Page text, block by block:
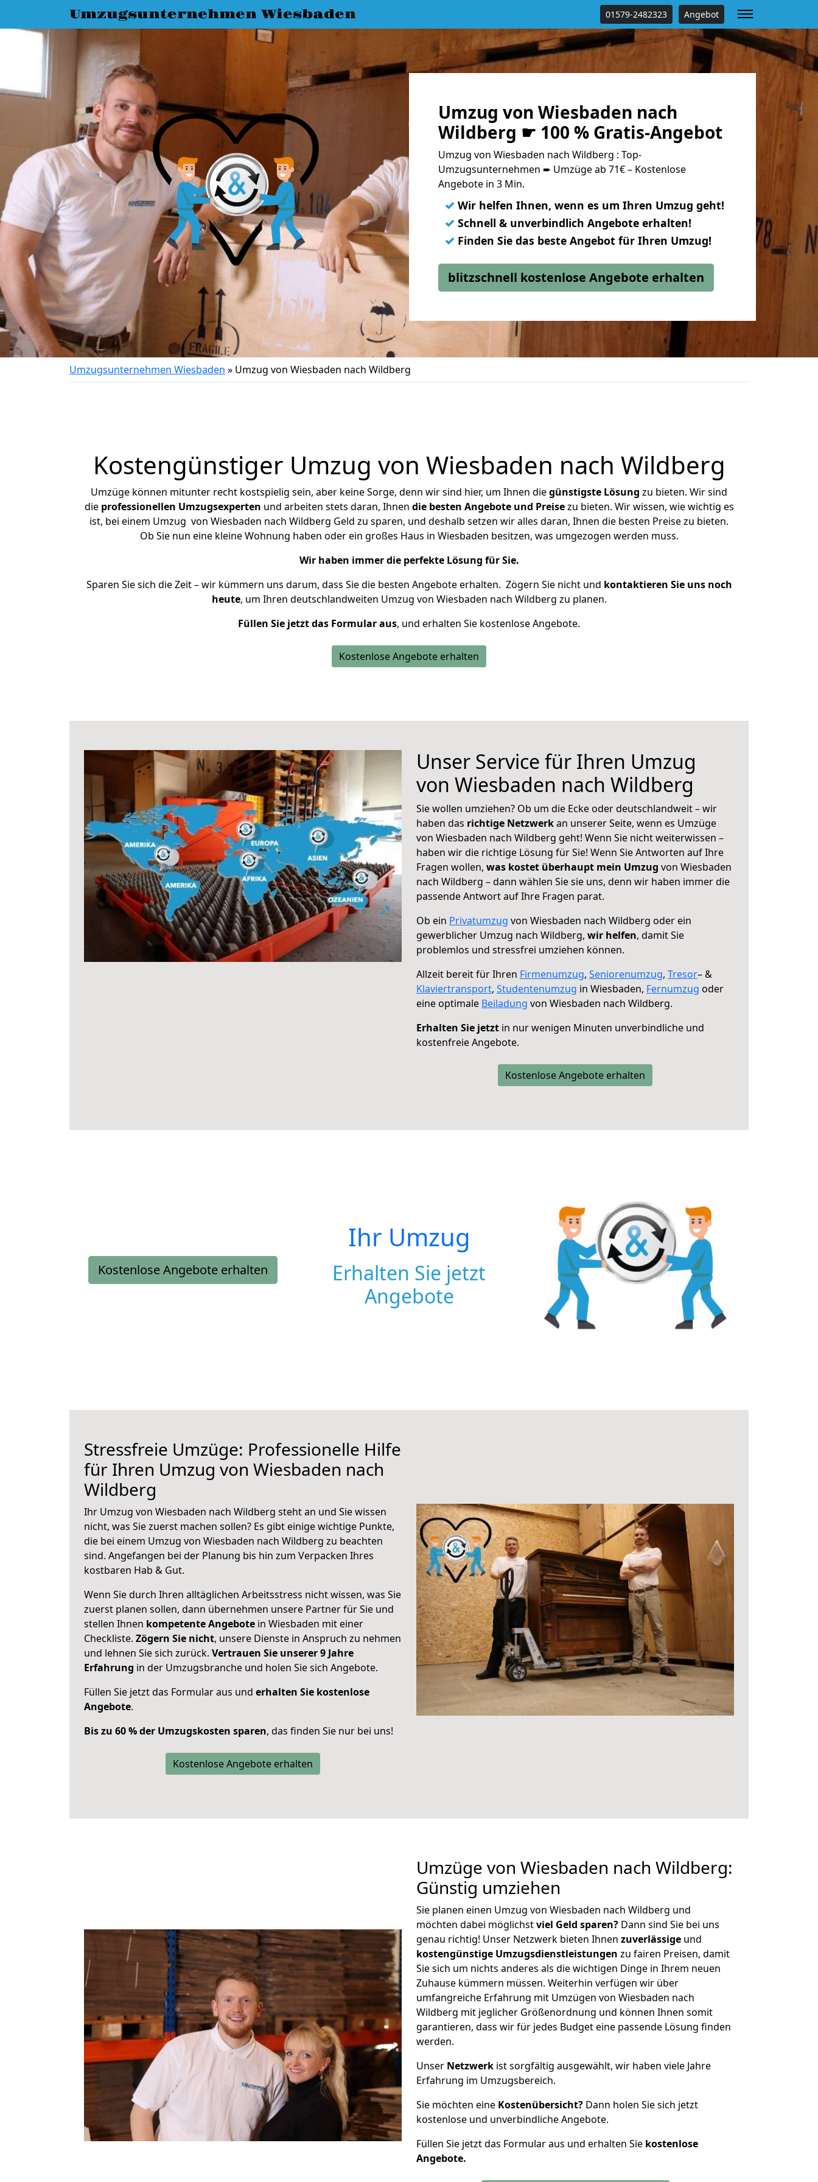
Umzugsunternehmen Wiesbaden 01579-2482323 Angebot
Umzug von Wiesbaden nach
Wildberg ☛ 100 % Gratis-Angebot
Umzug von Wiesbaden nach Wildberg : Top-
Umzugsunternehmen ➨ Umzüge ab 71€ – Kostenlose
Angebote in 3 Min.
✓ Wir helfen Ihnen, wenn es um Ihren Umzug geht!
✓ Schnell & unverbindlich Angebote erhalten!
✓ Finden Sie das beste Angebot für Ihren Umzug!
blitzschnell kostenlose Angebote erhalten
Umzugsunternehmen Wiesbaden » Umzug von Wiesbaden nach Wildberg
Kostengünstiger Umzug von Wiesbaden nach Wildberg
Umzüge können mitunter recht kostspielig sein, aber keine Sorge, denn wir sind hier, um Ihnen diegünstigste Lösung zu bieten. Wir sind
die professionellen Umzugsexperten und arbeiten stets daran, Ihnen die besten Angebote und Preisezu bieten. Wir wissen, wie wichtig es
ist, bei einem Umzug von Wiesbaden nach Wildberg Geld zu sparen, und deshalb setzen wir alles daran, Ihnen die besten Preise zu bieten.
Ob Sie nun eine kleine Wohnung haben oder ein großes Haus in Wiesbaden besitzen, was umgezogen werden muss.
Wir haben immer die perfekte Lösung für Sie.
Sparen Sie sich die Zeit – wir kümmern uns darum, dass Sie die besten Angebote erhalten. Zögern Sie nicht und kontaktieren Sie uns noch
heute, um Ihren deutschlandweiten Umzug von Wiesbaden nach Wildberg zu planen.
Füllen Sie jetzt das Formular aus, und erhalten Sie kostenlose Angebote.
Kostenlose Angebote erhalten
Unser Service für Ihren Umzug
von Wiesbaden nach Wildberg
Sie wollen umziehen? Ob um die Ecke oder deutschlandweit – wir
haben das richtige Netzwerkan unserer Seite, wenn es Umzüge
von Wiesbaden nach Wildberg geht! Wenn Sie nicht weiterwissen –
haben wir die richtige Lösung für Sie! Wenn Sie Antworten auf Ihre
Fragen wollen, was kostet überhaupt mein Umzug von Wiesbaden
nach Wildberg – dann wählen Sie sie uns, denn wir haben immer die
passende Antwort auf Ihre Fragen parat.
Ob ein Privatumzug von Wiesbaden nach Wildberg oder ein
gewerblicher Umzug nach Wildberg, wir helfen, damit Sie
problemlos und stressfrei umziehen können.
Allzeit bereit für Ihren Firmenumzug, Seniorenumzug, Tresor– &
Klaviertransport, Studentenumzug in Wiesbaden, Fernumzug oder
eine optimale Beiladung von Wiesbaden nach Wildberg.
Erhalten Sie jetzt in nur wenigen Minuten unverbindliche und
kostenfreie Angebote.
Kostenlose Angebote erhalten
Kostenlose Angebote erhalten
Ihr Umzug
Erhalten Sie jetzt
Angebote
Stressfreie Umzüge: Professionelle Hilfe
für Ihren Umzug von Wiesbaden nach
Wildberg
Ihr Umzug von Wiesbaden nach Wildberg steht an und Sie wissen
nicht, was Sie zuerst machen sollen? Es gibt einige wichtige Punkte,
die bei einem Umzug von Wiesbaden nach Wildberg zu beachten
sind. Angefangen bei der Planung bis hin zum Verpacken Ihres
kostbaren Hab & Gut.
Wenn Sie durch Ihren alltäglichen Arbeitsstress nicht wissen, was Sie
zuerst planen sollen, dann übernehmen unsere Partner für Sie und
stellen Ihnen kompetente Angebote in Wiesbaden mit einer
Checkliste. Zögern Sie nicht, unsere Dienste in Anspruch zu nehmen
und lehnen Sie sich zurück. Vertrauen Sie unserer 9 Jahre
Erfahrung in der Umzugsbranche und holen Sie sich Angebote.
Füllen Sie jetzt das Formular aus und erhalten Sie kostenlose
Angebote.
Bis zu 60 % der Umzugskosten sparen, das finden Sie nur bei uns!
Kostenlose Angebote erhalten
Umzüge von Wiesbaden nach Wildberg:
Günstig umziehen
Sie planen einen Umzug von Wiesbaden nach Wildberg und
möchten dabei möglichstviel Geld sparen? Dann sind Sie bei uns
genau richtig! Unser Netzwerk bieten Ihnen zuverlässige und
kostengünstige Umzugsdienstleistungen zu fairen Preisen, damit
Sie sich um nichts anderes als die wichtigen Dinge in Ihrem neuen
Zuhause kümmern müssen. Weiterhin verfügen wir über
umfangreiche Erfahrung mit Umzügen von Wiesbaden nach
Wildberg mit jeglicher Größenordnung und können Ihnen somit
garantieren, dass wir für jedes Budget eine passende Lösung finden
werden.
Unser Netzwerk ist sorgfältig ausgewählt, wir haben viele Jahre
Erfahrung im Umzugsbereich.
Sie möchten eine Kostenübersicht? Dann holen Sie sich jetzt
kostenlose und unverbindliche Angebote.
Füllen Sie jetzt das Formular aus und erhalten Sie kostenlose
Angebote.